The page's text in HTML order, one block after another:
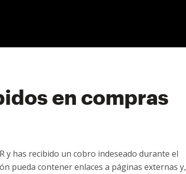
en compras
y has recibido un cobro indeseado durante el
pueda contener enlaces a páginas externas y,